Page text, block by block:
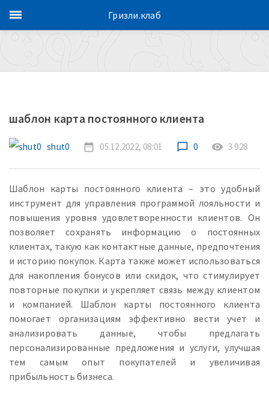
шаблон карта постоянного клиента
shut0 date_range 05.12.2022, 08:01 chat_bubble_outline 0 remove_red_eye 3 928
Шаблон карты постоянного клиента – это удобный
инструмент для управления программой лояльности и
повышения уровня удовлетворенности клиентов. Он
позволяет сохранять информацию о постоянных
клиентах, такую как контактные данные, предпочтения
и историю покупок. Карта также может использоваться
для накопления бонусов или скидок, что стимулирует
повторные покупки и укрепляет связь между клиентом
и компанией. Шаблон карты постоянного клиента
помогает организациям эффективно вести учет и
анализировать данные, чтобы предлагать
персонализированные предложения и услуги, улучшая
тем самым опыт покупателей и увеличивая
прибыльность бизнеса.
Гризли.клаб